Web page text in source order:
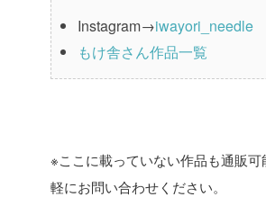
Instagram→iwayori_needle
もけ舎さん作品一覧
※ここに載っていない作品も通販
軽にお問い合わせください。